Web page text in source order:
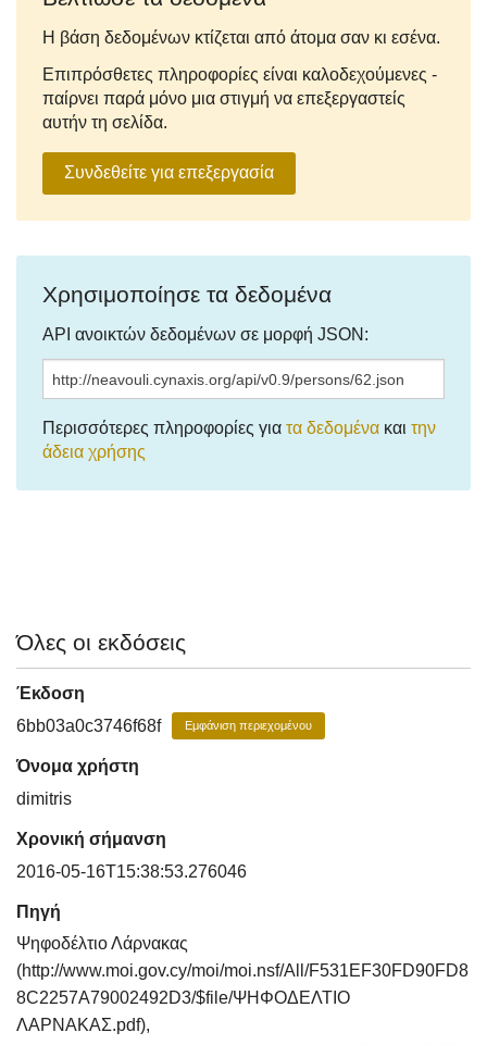
Η βάση δεδομένων κτίζεται από άτομα σαν κι εσένα.
Επιπρόσθετες πληροφορίες είναι καλοδεχούμενες -
παίρνει παρά μόνο μια στιγμή να επεξεργαστείς
αυτήν τη σελίδα.
Συνδεθείτε για επεξεργασία
Χρησιμοποίησε τα δεδομένα
API ανοικτών δεδομένων σε μορφή JSON:
Περισσότερες πληροφορίες για τα δεδομένα και την
άδεια χρήσης
Όλες οι εκδόσεις
Έκδοση
6bb03a0c3746f68f
Εμφάνιση περιεχομένου
Όνομα χρήστη
dimitris
Χρονική σήμανση
2016-05-16T15:38:53.276046
Πηγή
Ψηφοδέλτιο Λάρνακας
(http://www.moi.gov.cy/moi/moi.nsf/All/F531EF30FD90FD8
8C2257A79002492D3/$file/ΨΗΦΟΔΕΛΤΙΟ
ΛΑΡΝΑΚΑΣ.pdf),